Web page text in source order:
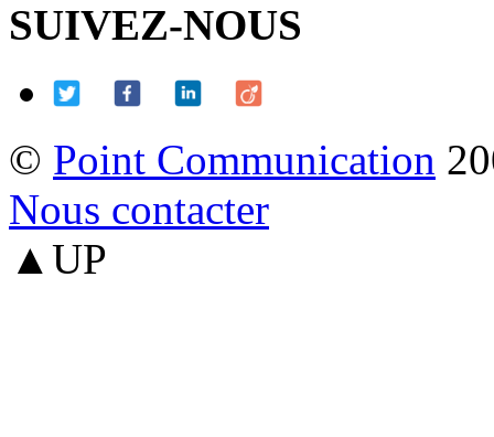
SUIVEZ-NOUS
© Point Communication
Nous contacter
▲UP